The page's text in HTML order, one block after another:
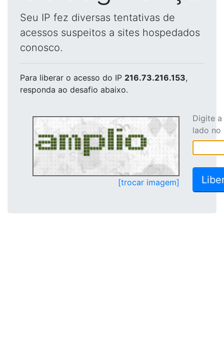
Seu IP fez diversas tentativas de
acessos suspeitos a sites hospedados
conosco.
Para liberar o acesso do IP 216.73.216.153,
responda ao desafio abaixo.
[trocar imagem]
Digite
lado no